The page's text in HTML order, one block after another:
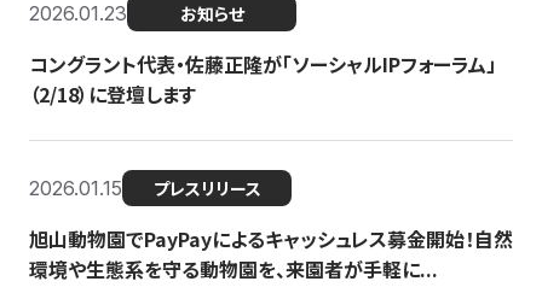
2026.01.23 お知らせ
コングラント代表・佐藤正隆が「ソーシャルIPフォーラム」
（2/18）に登壇します
2026.01.15 プレスリリース
旭山動物園でPayPayによるキャッシュレス募金開始！自然
環境や生態系を守る動物園を、来園者が手軽に...